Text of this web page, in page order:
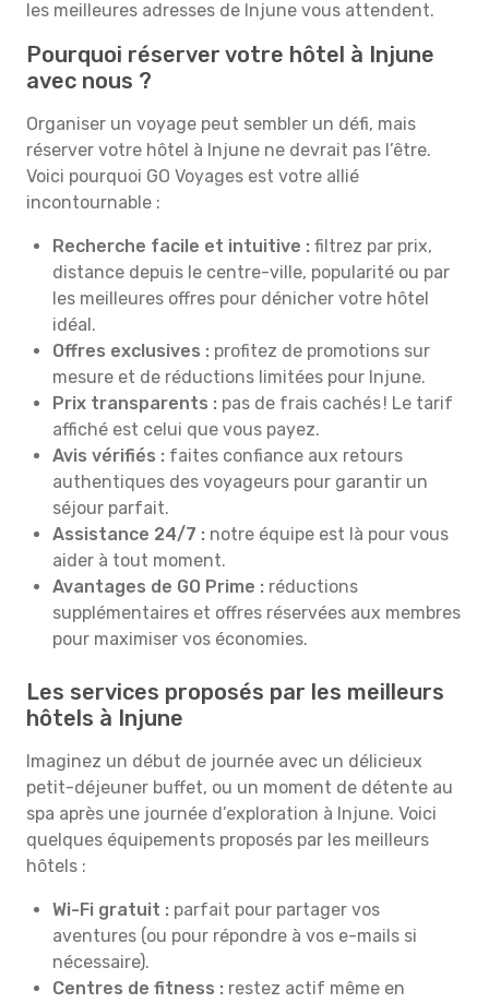
les meilleures adresses de Injune vous attendent.
Pourquoi réserver votre hôtel à Injune
avec nous ?
Organiser un voyage peut sembler un défi, mais
réserver votre hôtel à Injune ne devrait pas l’être.
Voici pourquoi GO Voyages est votre allié
incontournable :
Recherche facile et intuitive : filtrez par prix,
distance depuis le centre-ville, popularité ou par
les meilleures offres pour dénicher votre hôtel
idéal.
Offres exclusives : profitez de promotions sur
mesure et de réductions limitées pour Injune.
Prix transparents : pas de frais cachés ! Le tarif
affiché est celui que vous payez.
Avis vérifiés : faites confiance aux retours
authentiques des voyageurs pour garantir un
séjour parfait.
Assistance 24/7 : notre équipe est là pour vous
aider à tout moment.
Avantages de GO Prime : réductions
supplémentaires et offres réservées aux membres
pour maximiser vos économies.
Les services proposés par les meilleurs
hôtels à Injune
Imaginez un début de journée avec un délicieux
petit-déjeuner buffet, ou un moment de détente au
spa après une journée d’exploration à Injune. Voici
quelques équipements proposés par les meilleurs
hôtels :
Wi-Fi gratuit : parfait pour partager vos
aventures (ou pour répondre à vos e-mails si
nécessaire).
Centres de fitness : restez actif même en